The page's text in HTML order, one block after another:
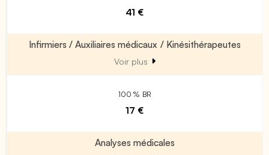
41 €
Infirmiers / Auxiliaires médicaux / Kinésithérapeutes
Voir plus
100 % BR
17 €
Analyses médicales